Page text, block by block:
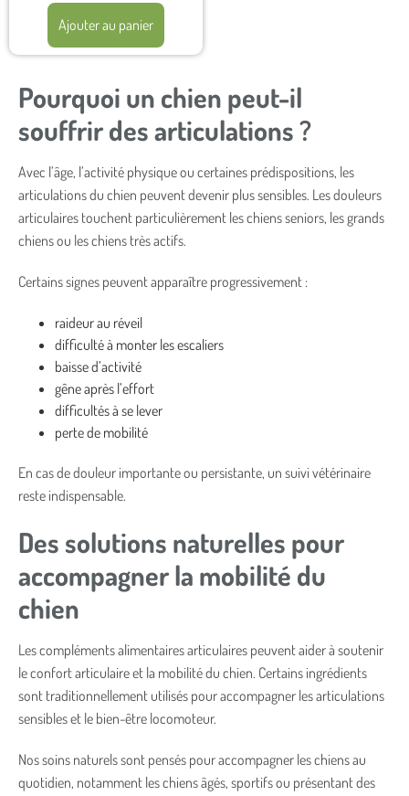
Ajouter au panier
Pourquoi un chien peut-il
souffrir des articulations ?
Avec l’âge, l’activité physique ou certaines prédispositions, les
articulations du chien peuvent devenir plus sensibles. Les douleurs
articulaires touchent particulièrement les chiens seniors, les grands
chiens ou les chiens très actifs.
Certains signes peuvent apparaître progressivement :
raideur au réveil
difficulté à monter les escaliers
baisse d’activité
gêne après l’effort
difficultés à se lever
perte de mobilité
En cas de douleur importante ou persistante, un suivi vétérinaire
reste indispensable.
Des solutions naturelles pour
accompagner la mobilité du
chien
Les compléments alimentaires articulaires peuvent aider à soutenir
le confort articulaire et la mobilité du chien. Certains ingrédients
sont traditionnellement utilisés pour accompagner les articulations
sensibles et le bien-être locomoteur.
Nos soins naturels sont pensés pour accompagner les chiens au
quotidien, notamment les chiens âgés, sportifs ou présentant des